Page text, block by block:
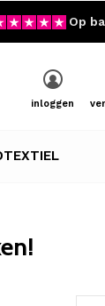
inloggen
Op